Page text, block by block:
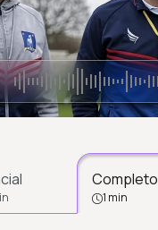
Completo
1 min